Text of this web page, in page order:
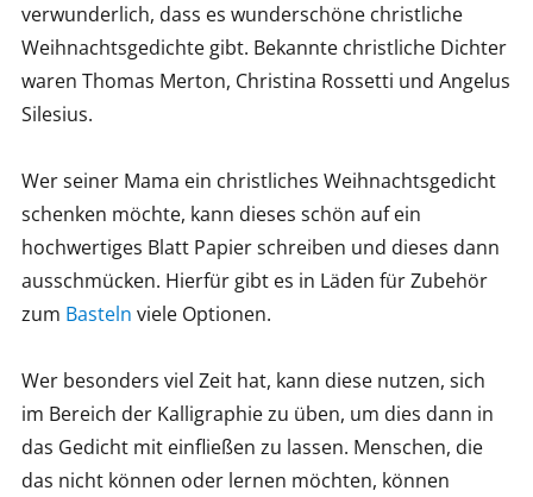
verwunderlich, dass es wunderschöne christliche
Weihnachtsgedichte gibt. Bekannte christliche Dichter
waren Thomas Merton, Christina Rossetti und Angelus
Silesius.
Wer seiner Mama ein christliches Weihnachtsgedicht
schenken möchte, kann dieses schön auf ein
hochwertiges Blatt Papier schreiben und dieses dann
ausschmücken. Hierfür gibt es in Läden für Zubehör
zum Basteln viele Optionen.
Wer besonders viel Zeit hat, kann diese nutzen, sich
im Bereich der Kalligraphie zu üben, um dies dann in
das Gedicht mit einfließen zu lassen. Menschen, die
das nicht können oder lernen möchten, können